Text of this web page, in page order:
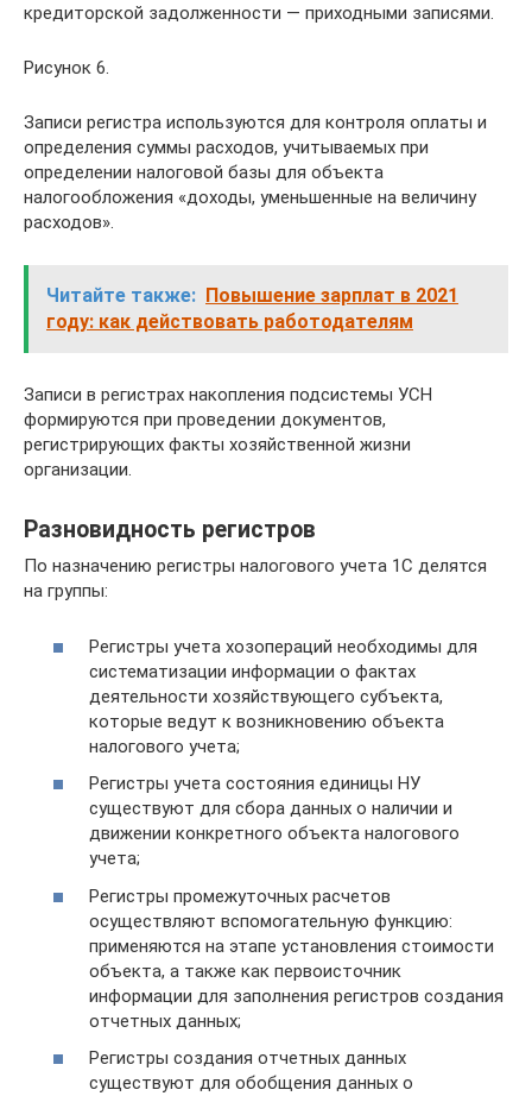
кредиторской задолженности — приходными записями.
Рисунок 6.
Записи регистра используются для контроля оплаты и
определения суммы расходов, учитываемых при
определении налоговой базы для объекта
налогообложения «доходы, уменьшенные на величину
расходов».
Читайте также: Повышение зарплат в 2021
году: как действовать работодателям
Записи в регистрах накопления подсистемы УСН
формируются при проведении документов,
регистрирующих факты хозяйственной жизни
организации.
Разновидность регистров
По назначению регистры налогового учета 1С делятся
на группы:
Регистры учета хозопераций необходимы для
систематизации информации о фактах
деятельности хозяйствующего субъекта,
которые ведут к возникновению объекта
налогового учета;
Регистры учета состояния единицы НУ
существуют для сбора данных о наличии и
движении конкретного объекта налогового
учета;
Регистры промежуточных расчетов
осуществляют вспомогательную функцию:
применяются на этапе установления стоимости
объекта, а также как первоисточник
информации для заполнения регистров создания
отчетных данных;
Регистры создания отчетных данных
существуют для обобщения данных о